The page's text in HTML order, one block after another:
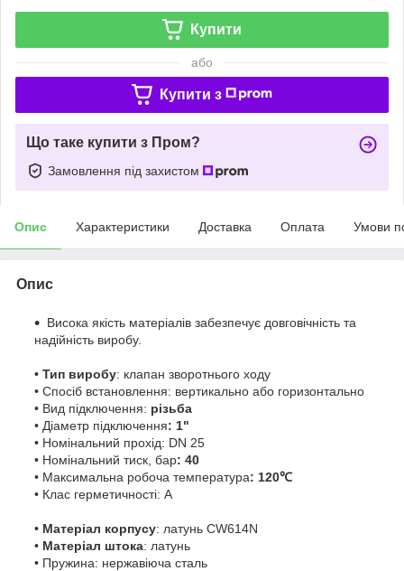
Купити
або
Купити з
Що таке купити з Пром?
Замовлення під захистом
Опис Характеристики Доставка Оплата Умови
Опис
Висока якість матеріалів забезпечує довговічність та
надійність виробу.
• Тип виробу: клапан зворотнього ходу
• Спосіб встановлення: вертикально або горизонтально
• Вид підключення: різьба
• Діаметр підключення: 1"
• Номінальний прохід: DN 25
• Номінальний тиск, бар: 40
• Максимальна робоча температура: 120℃
• Клас герметичності: А
• Матеріал корпусу: латунь CW614N
• Матеріал штока: латунь
• Пружина: нержавіюча сталь